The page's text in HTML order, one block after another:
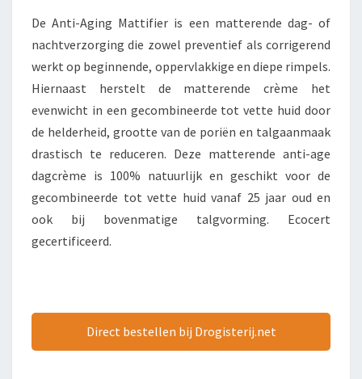
40ML
De Anti-Aging Mattifier is een matterende dag- of
nachtverzorging die zowel preventief als corrigerend
werkt op beginnende, oppervlakkige en diepe rimpels.
Hiernaast herstelt de matterende crème het
evenwicht in een gecombineerde tot vette huid door
de helderheid, grootte van de poriën en talgaanmaak
drastisch te reduceren. Deze matterende anti-age
dagcrème is 100% natuurlijk en geschikt voor de
gecombineerde tot vette huid vanaf 25 jaar oud en
ook bij bovenmatige talgvorming. Ecocert
gecertificeerd.
Direct bestellen bij Drogisterij.net